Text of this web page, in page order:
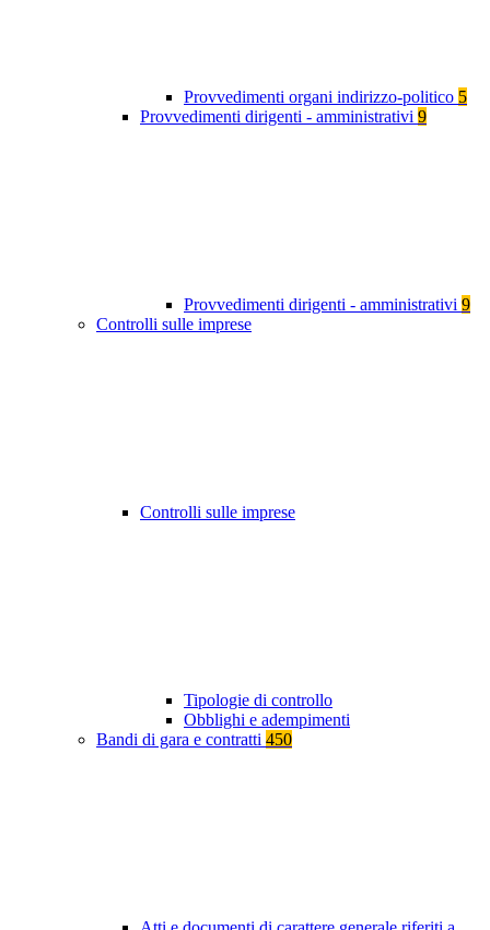
Provvedimenti organi indirizzo-politico 5
Provvedimenti dirigenti - amministrativi 9
Provvedimenti dirigenti - amministrativi 9
Controlli sulle imprese
Controlli sulle imprese
Tipologie di controllo
Obblighi e adempimenti
Bandi di gara e contratti 450